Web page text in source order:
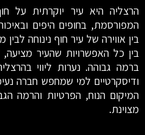
הרצליה היא עיר יוקרתית על
המפורסמת, בחופים היפים
בין אווירה של עיר חוף נינוחה
בין כל האפשרויות שהעיר מציעה,
ברמה גבוהה. נערות ליווי
ודיסקרטיים למי שמחפש חברה
המיקום הנוח, הפרטיות והרמה
מצוינת.